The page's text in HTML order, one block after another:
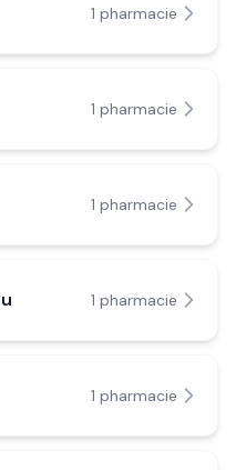
1 pharmacie
1 pharmacie
1 pharmacie
1 pharmacie
1 pharmacie